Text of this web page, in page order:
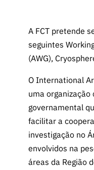
INE/
Balcão
A FCT pretende
seguintes
(AWG),
O International
uma
governamental
facilitar a
investigação no
envolvidos na
áreas da Região